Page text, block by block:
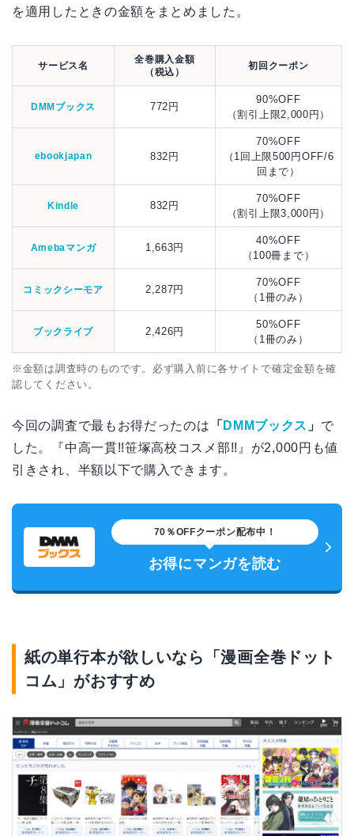
を適用したときの金額をまとめました。
サービス名
全巻購入金額
（税込）
初回クーポン
DMMブックス 772円
90%OFF
（割引上限2,000円）
ebookjapan 832円
70%OFF
（1回上限500円OFF/6
回まで）
Kindle 832円
70%OFF
（割引上限3,000円）
Amebaマンガ 1,663円
40%OFF
（100冊まで）
コミックシーモア 2,287円
70%OFF
（1冊のみ）
ブックライブ 2,426円
50%OFF
（1冊のみ）
※金額は調査時のものです。必ず購入前に各サイトで確定金額を確
認してください。
今回の調査で最もお得だったのは 「 DMMブックス 」 で
した。『中高一貫!!笹塚高校コスメ部!!』が2,000円も値
引きされ、半額以下で購入できます。
70％OFFクーポン配布中！
お得にマンガを読む
紙の単行本が欲しいなら「漫画全巻ドット
コム」がおすすめ